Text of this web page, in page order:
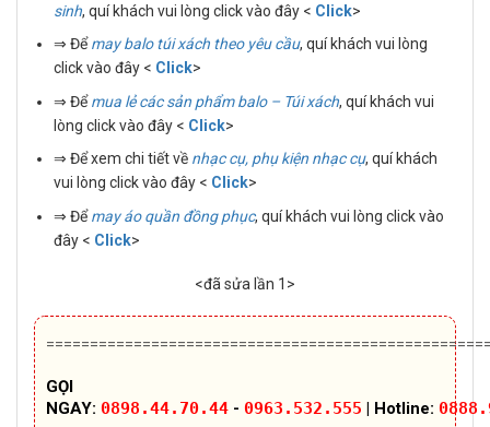
sinh, quí khách vui lòng click vào đây < Click>
⇒ Đểmay balo túi xách theo yêu cầu, quí khách vui lòng
click vào đây < Click>
⇒ Đểmua lẻ các sản phẩm balo – Túi xách, quí khách vui
lòng click vào đây < Click>
⇒ Để xem chi tiết về nhạc cụ, phụ kiện nhạc cụ, quí khách
vui lòng click vào đây < Click>
⇒ Đểmay áo quần đồng phục, quí khách vui lòng click vào
đây < Click>
<đã sửa lần 1>
GỌI
NGAY: 0898.44.70.44 - 0963.532.555 | Hotline: